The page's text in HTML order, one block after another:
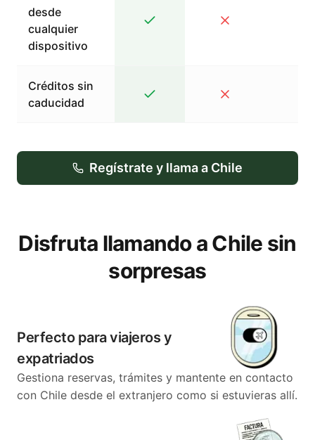
desde
cualquier
dispositivo
Créditos sin
caducidad
Regístrate y llama a Chile
Disfruta llamando a Chile sin
sorpresas
Perfecto para viajeros y
expatriados
Gestiona reservas, trámites y mantente en contacto
con Chile desde el extranjero como si estuvieras allí.